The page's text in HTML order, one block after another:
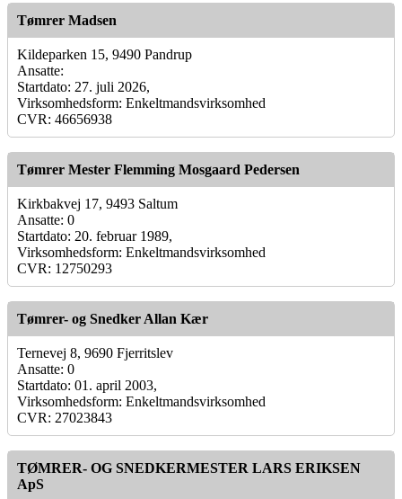
Tømrer Madsen
Kildeparken 15, 9490 Pandrup
Ansatte:
Startdato: 27. juli 2026,
Virksomhedsform: Enkeltmandsvirksomhed
CVR: 46656938
Tømrer Mester Flemming Mosgaard Pedersen
Kirkbakvej 17, 9493 Saltum
Ansatte: 0
Startdato: 20. februar 1989,
Virksomhedsform: Enkeltmandsvirksomhed
CVR: 12750293
Tømrer- og Snedker Allan Kær
Ternevej 8, 9690 Fjerritslev
Ansatte: 0
Startdato: 01. april 2003,
Virksomhedsform: Enkeltmandsvirksomhed
CVR: 27023843
TØMRER- OG SNEDKERMESTER LARS ERIKSEN
ApS